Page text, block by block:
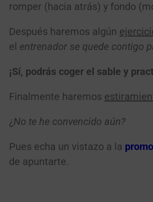
romper (hacia atrás) y fondo
Después haremos algún
el entrenador se quede contigo
¡Sí, podrás coger el sable y
Finalmente haremos
¿No te he convencido aún?
Pues echa un vistazo a la
de apuntarte.